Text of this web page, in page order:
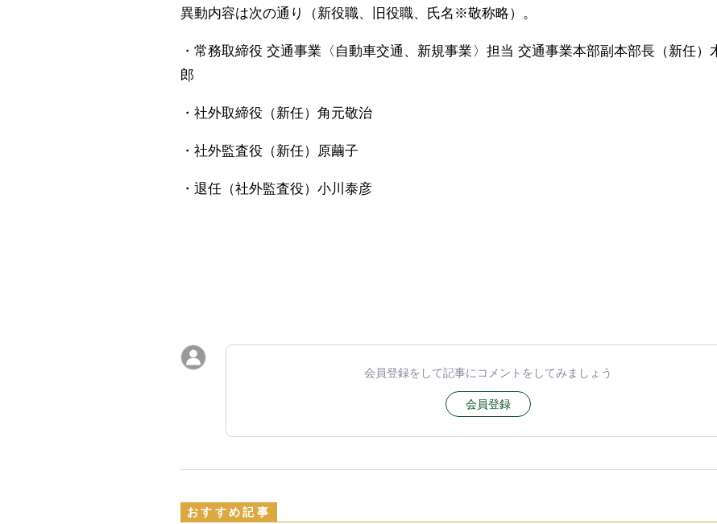
異動内容は次の通り（新役職、旧役職、氏名※敬称略）。
・常務取締役 交通事業〈自動車交通、新規事業〉担当 交通事業本部副本部長（新任）
郎
・社外取締役（新任）角元敬治
・社外監査役（新任）原繭子
・退任（社外監査役）小川泰彦
会員登録をして記事にコメントをしてみましょう
会員登録
おすすめ記事